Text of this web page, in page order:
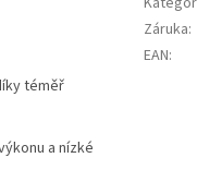
téměř
a nízké
Záruka:
EAN: